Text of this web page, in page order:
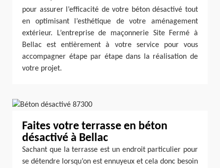
pour assurer l’efficacité de votre béton désactivé tout
en optimisant l’esthétique de votre aménagement
extérieur. L’entreprise de maçonnerie Site Fermé à
Bellac est entièrement à votre service pour vous
accompagner étape par étape dans la réalisation de
votre projet.
Faites votre terrasse en béton
désactivé à Bellac
Sachant que la terrasse est un endroit particulier pour
se détendre lorsqu’on est ennuyeux et cela donc besoin